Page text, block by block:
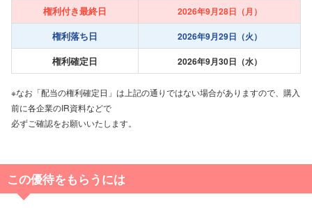
権利付き最終日 2026年9月28日（月）
権利落ち日 2026年9月29日（火）
権利確定日 2026年9月30日（水）
※なお「配当の権利確定日」は上記の通りではない場合がありますので、購入
前に各企業のIR資料などで
必ずご確認をお願いいたします。
この優待をもらうには